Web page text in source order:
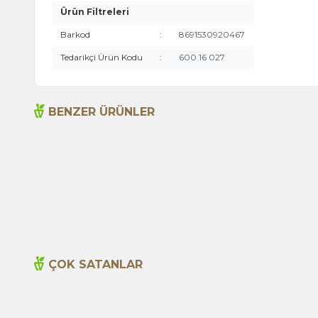
Ürün Filtreleri
Barkod : 8691530920467
Tedarikçi Ürün Kodu : 600 16 027
BENZER ÜRÜNLER
ÇOK SATANLAR